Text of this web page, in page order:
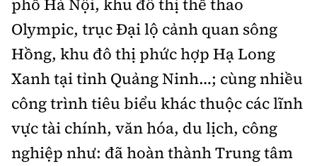
phố Hà Nội, khu đô thị thể thao
Olympic, trục Đại lộ cảnh quan sông
Hồng, khu đô thị phức hợp Hạ Long
Xanh tại tỉnh Quảng Ninh…; cùng nhiều
công trình tiêu biểu khác thuộc các lĩnh
vực tài chính, văn hóa, du lịch, công
nghiệp như: đã hoàn thành Trung tâm